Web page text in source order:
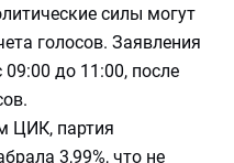
силы могут
голосов. Заявления
до 11:00, после
ЦИК, партия
3,99%, что не